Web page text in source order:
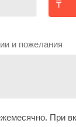
и пожелания
При